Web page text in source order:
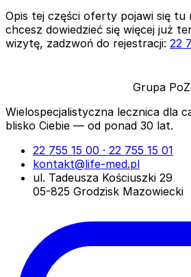
Opis tej części oferty pojawi się tu
chcesz dowiedzieć się więcej już
wizytę, zadzwoń do rejestracji: 22
Grupa
Wielospecjalistyczna lecznica dla
blisko Ciebie — od ponad 30 lat.
22 755 15 00 · 22 755 15 01
kontakt@life-med.pl
ul. Tadeusza Kościuszki 29
05-825 Grodzisk Mazowiecki